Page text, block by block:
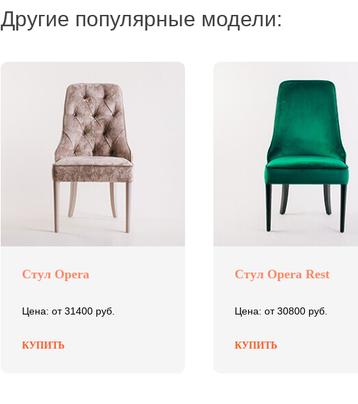
Другие популярные модели:
Стул Opera
Цена: от 31400 руб.
КУПИТЬ
Стул Opera Rest
Цена: от 30800 руб.
КУПИТЬ